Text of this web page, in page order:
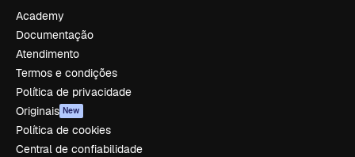
Academy
Documentação
Atendimento
Termos e condições
Política de privacidade
Originais New
Política de cookies
Central de confiabilidade